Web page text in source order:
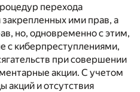
перехода
ими прав, а
но, одновременно с этим,
с киберпреступлениями,
при совершении
акции. С учетом
акций и отсутствия